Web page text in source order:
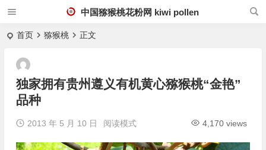
中国猕猴桃花粉网 kiwi pollen
首页 猕猴桃 正文
独家拥有贵州遵义有机黄心猕猴桃“金艳”
品种
2013 年 5 月 10 日 4,170 views
阅读模式